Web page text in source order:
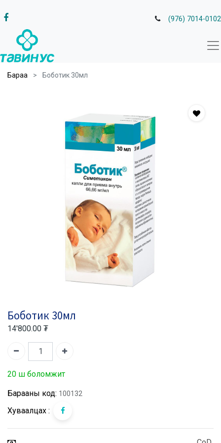
(976) 7014-0102
Бараа Боботик 30мл
Боботик 30мл
14'800.00 ₮
20 ш боломжит
Барааны код: 100132
Хуваалцах :